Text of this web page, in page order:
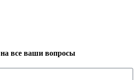
все ваши вопросы